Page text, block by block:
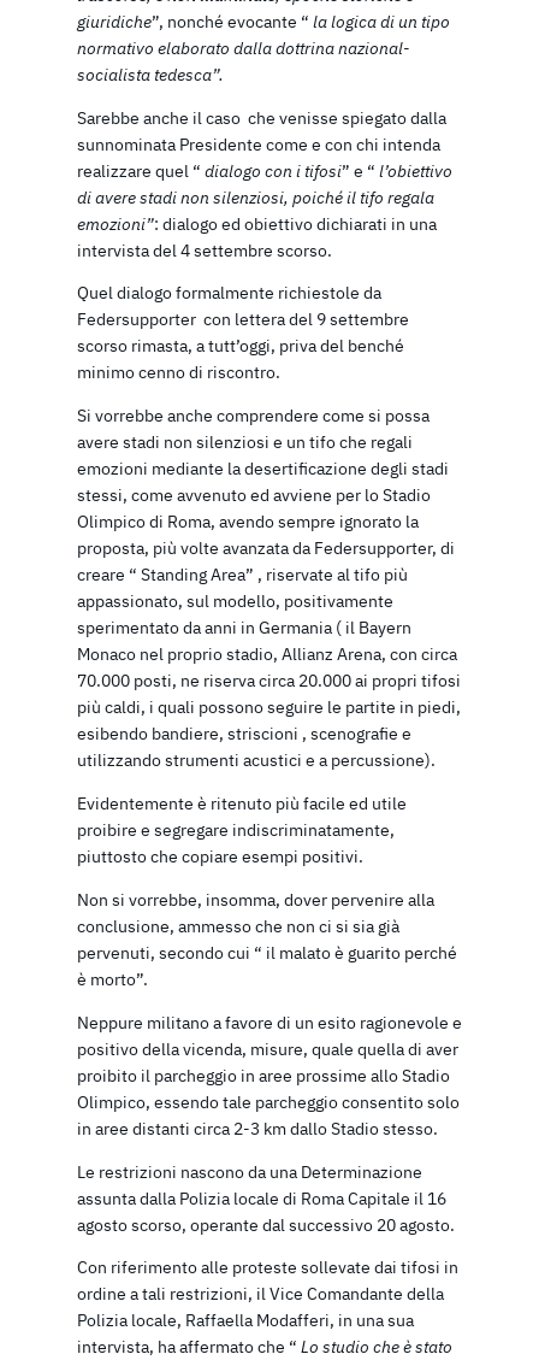
giuridiche”, nonché evocante “ la logica di un tipo
normativo elaborato dalla dottrina nazional-
socialista tedesca”.
Sarebbe anche il caso che venisse spiegato dalla
sunnominata Presidente come e con chi intenda
realizzare quel “ dialogo con i tifosi” e “ l’obiettivo
di avere stadi non silenziosi, poiché il tifo regala
emozioni”: dialogo ed obiettivo dichiarati in una
intervista del 4 settembre scorso.
Quel dialogo formalmente richiestole da
Federsupporter con lettera del 9 settembre
scorso rimasta, a tutt’oggi, priva del benché
minimo cenno di riscontro.
Si vorrebbe anche comprendere come si possa
avere stadi non silenziosi e un tifo che regali
emozioni mediante la desertificazione degli stadi
stessi, come avvenuto ed avviene per lo Stadio
Olimpico di Roma, avendo sempre ignorato la
proposta, più volte avanzata da Federsupporter, di
creare “ Standing Area” , riservate al tifo più
appassionato, sul modello, positivamente
sperimentato da anni in Germania ( il Bayern
Monaco nel proprio stadio, Allianz Arena, con circa
70.000 posti, ne riserva circa 20.000 ai propri tifosi
più caldi, i quali possono seguire le partite in piedi,
esibendo bandiere, striscioni , scenografie e
utilizzando strumenti acustici e a percussione).
Evidentemente è ritenuto più facile ed utile
proibire e segregare indiscriminatamente,
piuttosto che copiare esempi positivi.
Non si vorrebbe, insomma, dover pervenire alla
conclusione, ammesso che non ci si sia già
pervenuti, secondo cui “ il malato è guarito perché
è morto”.
Neppure militano a favore di un esito ragionevole e
positivo della vicenda, misure, quale quella di aver
proibito il parcheggio in aree prossime allo Stadio
Olimpico, essendo tale parcheggio consentito solo
in aree distanti circa 2-3 km dallo Stadio stesso.
Le restrizioni nascono da una Determinazione
assunta dalla Polizia locale di Roma Capitale il 16
agosto scorso, operante dal successivo 20 agosto.
Con riferimento alle proteste sollevate dai tifosi in
ordine a tali restrizioni, il Vice Comandante della
Polizia locale, Raffaella Modafferi, in una sua
intervista, ha affermato che “ Lo studio che è stato